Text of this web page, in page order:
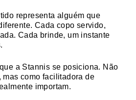
representa alguém que
Cada copo servido,
Cada brinde, um instante
a Stannis se posiciona. Não
mas como facilitadora de
importam.